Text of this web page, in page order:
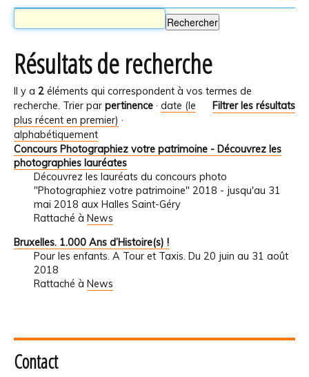
Résultats de recherche
Il y a 2 éléments qui correspondent à vos termes de
recherche.
Filtrer les résultats
Trier par pertinence · date (le
plus récent en premier) ·
alphabétiquement
Concours Photographiez votre patrimoine - Découvrez les
photographies lauréates
Découvrez les lauréats du concours photo
"Photographiez votre patrimoine" 2018 - jusqu'au 31
mai 2018 aux Halles Saint-Géry
Rattaché à News
Bruxelles. 1.000 Ans d’Histoire(s) !
Pour les enfants. A Tour et Taxis. Du 20 juin au 31 août
2018
Rattaché à News
Contact